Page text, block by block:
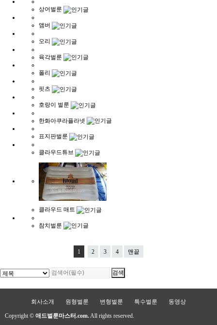
상어벌룬
앰버
오리
육각벌룬
폴리
핏츠
호랑이 벌룬
한화아쿠라플라넷
표지판벌룬
클라우드튜브
클라우드 매트
참치벌룬
1 2 3 4 맨끝
회사소개 원형벌룬 변형벌룬 특수벌룬 동영상
Copyright © 애드벌룬마스터.com.All rights reserved.